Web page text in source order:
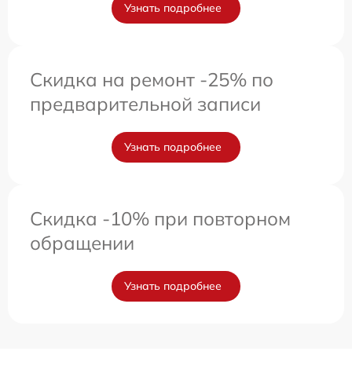
Узнать подробнее
Скидка на ремонт -25% по
предварительной записи
Узнать подробнее
Скидка -10% при повторном
обращении
Узнать подробнее